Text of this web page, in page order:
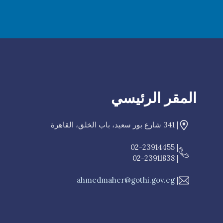
المقر الرئيسي
| 341 شارع بور سعيد، باب الخلق، القاهرة
| 02-23914455
| 02-23911838
|
ahmedmaher@gothi.gov.eg